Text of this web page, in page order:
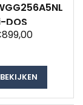
DOS
BEKIJKEN